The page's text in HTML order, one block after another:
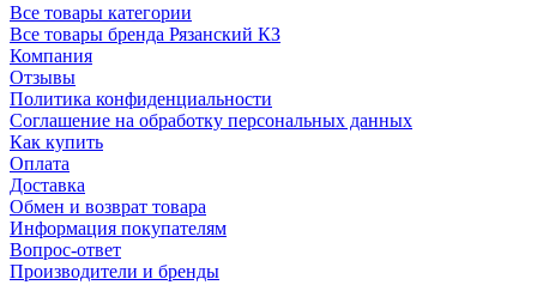
Все товары категории
Все товары бренда Рязанский КЗ
Компания
Отзывы
Политика конфиденциальности
Соглашение на обработку персональных данных
Как купить
Оплата
Доставка
Обмен и возврат товара
Информация покупателям
Вопрос-ответ
Производители и бренды